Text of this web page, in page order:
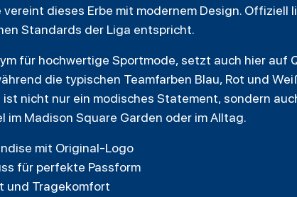
dieses Erbe mit modernem Design. Offiziell
Standards der Liga entspricht.
für hochwertige Sportmode, setzt auch hier auf
die typischen Teamfarben Blau, Rot und
ist nicht nur ein modisches Statement, sondern
im Madison Square Garden oder im Alltag.
mit Original-Logo
für perfekte Passform
und Tragekomfort